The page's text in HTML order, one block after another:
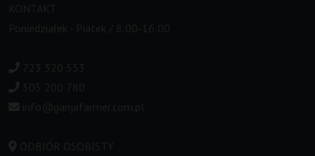
KONTAKT
Poniedziałek - Piatek / 8:00-16:00
723 320 553
505 200 780
info@ganjafarmer.com.pl
ODBIÓR OSOBISTY